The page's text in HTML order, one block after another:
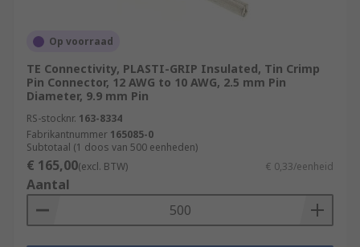
Op voorraad
TE Connectivity, PLASTI-GRIP Insulated, Tin Crimp
Pin Connector, 12 AWG to 10 AWG, 2.5 mm Pin
Diameter, 9.9 mm Pin
RS-stocknr. 163-8334
Fabrikantnummer 165085-0
Subtotaal (1 doos van 500 eenheden)
€ 165,00(excl. BTW) € 0,33/eenheid
Aantal